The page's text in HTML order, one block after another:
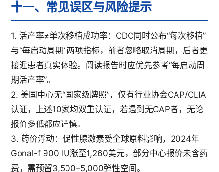
十一、常见误区与风险提示
1. 活产率≠单次移植成功率：CDC同时公布“每次移植”
与“每启动周期”两项指标，前者忽略取消周期，后者更
接近患者真实体验。阅读报告时应优先参考“每启动周
期活产率”。
2. 美国中心无“国家级牌照”，仅有行业协会CAP/CLIA
认证，上述10家均双重认证，若遇到无CAP者，无论
报价多低都应谨慎。
3. 药价浮动：促性腺激素受全球原料影响，2024年
Gonal-f 900 IU涨至1,260美元，部分中心报价未含药
费，需预留3,500–5,000弹性空间。